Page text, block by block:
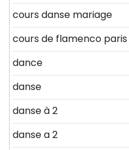
cours danse mariage
cours de flamenco paris
dance
danse
danse à 2
danse a 2